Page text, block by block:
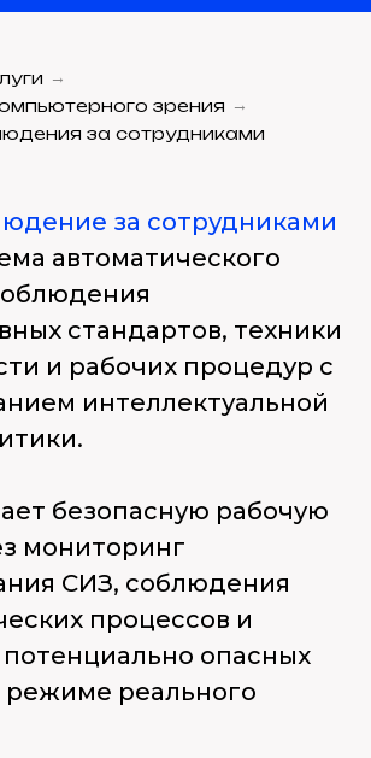
→
зрения →
за сотрудниками
за сотрудниками
автоматического
стандартов, техники
и рабочих процедур с
интеллектуальной
безопасную рабочую
мониторинг
СИЗ, соблюдения
процессов и
опасных
режиме реального